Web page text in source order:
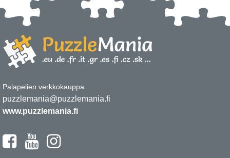
Palapelien verkkokauppa
puzzlemania@puzzlemania.fi
www.puzzlemania.fi